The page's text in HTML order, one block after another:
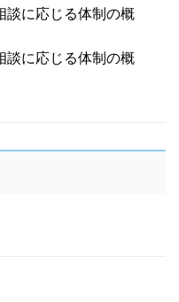
談に応じる体制の概
談に応じる体制の概